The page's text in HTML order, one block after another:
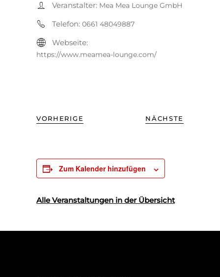
Veranstalter: Mea Mea Lounge GmbH
Telefon: 0661 48049887
Webseite:
https://www.meamea-lounge.com/
VORHERIGE NÄCHSTE
Zum Kalender hinzufügen
Alle Veranstaltungen in der Übersicht